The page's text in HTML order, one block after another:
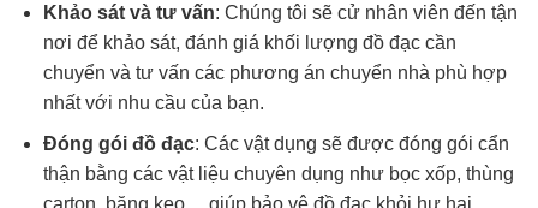
Khảo sát và tư vấn: Chúng tôi sẽ cử nhân viên đến tận
nơi để khảo sát, đánh giá khối lượng đồ đạc cần
chuyển và tư vấn các phương án chuyển nhà phù hợp
nhất với nhu cầu của bạn.
Đóng gói đồ đạc: Các vật dụng sẽ được đóng gói cẩn
thận bằng các vật liệu chuyên dụng như bọc xốp, thùng